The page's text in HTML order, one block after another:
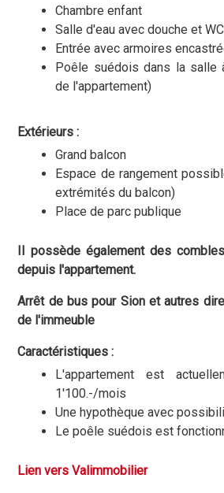
Chambre enfant
Salle d'eau avec douche et WC
Entrée avec armoires
Poêle suédois dans la salle
de l'appartement)
Extérieurs :
Grand balcon
Espace de rangement
extrémités du balcon)
Place de parc publique
Il possède également des
depuis l'appartement.
Arrêt de bus pour Sion et autres
de l'immeuble
Caractéristiques :
L'appartement est
1'100.-/mois
Une hypothèque avec
Le poêle suédois est
Lien vers Valimmobilier